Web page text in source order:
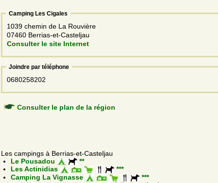
Camping Les Cigales
1039 chemin de La Rouvière
07460 Berrias-et-Casteljau
Consulter le site Internet
Joindre par téléphone
0680258202
Consulter le plan de la région
Les campings à Berrias-et-Casteljau
Le Pousadou
**
Les Actinidias
***
Camping La Vignasse
***